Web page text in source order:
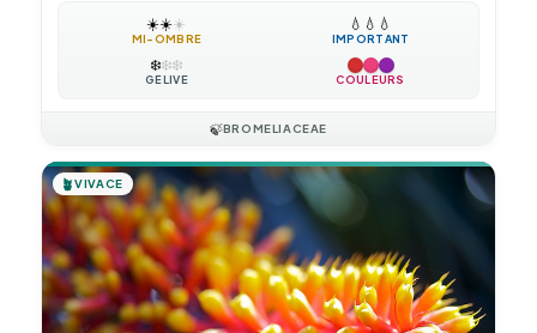
☀️☀️☀️
MI-OMBRE
💧 💧 💧
IMPORTANT
❄️❄️❄️
GÉLIVE COULEURS
🍃BROMELIACEAE
🪴VIVACE